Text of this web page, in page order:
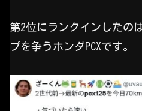
第2位にランクインしたの
プを争うホンダPCXです。